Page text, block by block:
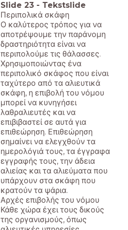
Slide 23 - Tekstslide
Περιπολικά σκάφη
Ο καλύτερος τρόπος για να
αποτρέψουμε την παράνομη
δραστηριότητα είναι να
περιπολούμε τις θάλασσες.
Χρησιμοποιώντας ένα
περιπολικό σκάφος που είναι
ταχύτερο από τα αλιευτικά
σκάφη, η επιβολή του νόμου
μπορεί να κυνηγήσει
λαθραλιευτές και να
επιβιβαστεί σε αυτά για
επιθεώρηση. Επιθεώρηση
σημαίνει να ελεγχθούν τα
ημερολόγιά τους, τα έγγραφα
εγγραφής τους, την άδεια
αλιείας και τα αλιεύματα που
υπάρχουν στα σκάφη που
κρατούν τα ψάρια.
Αρχές επιβολής του νόμου
Κάθε χώρα έχει τους δικούς
της οργανισμούς, όπως